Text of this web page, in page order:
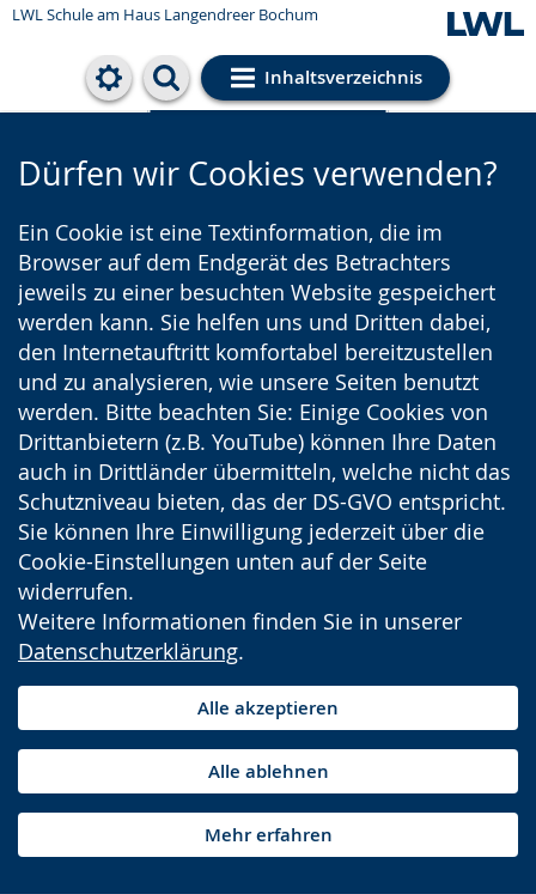
LWL Schule am Haus Langendreer Bochum
Inhaltsverzeichnis
Cookie-Einstellungen
Dürfen wir Cookies verwenden?
Ein Cookie ist eine Textinformation, die im
Browser auf dem Endgerät des Betrachters
jeweils zu einer besuchten Website gespeichert
werden kann. Sie helfen uns und Dritten dabei,
den Internetauftritt komfortabel bereitzustellen
und zu analysieren, wie unsere Seiten benutzt
werden. Bitte beachten Sie: Einige Cookies von
Drittanbietern (z.B. YouTube) können Ihre Daten
auch in Drittländer übermitteln, welche nicht das
Schutzniveau bieten, das der DS-GVO entspricht.
Sie können Ihre Einwilligung jederzeit über die
Cookie-Einstellungen unten auf der Seite
widerrufen.
Weitere Informationen finden Sie in unserer
Datenschutzerklärung.
Alle akzeptieren
Alle ablehnen
Mehr erfahren